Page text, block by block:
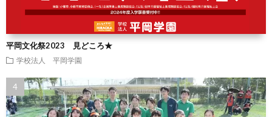
平岡文化祭2023 見どころ★
学校法人 平岡学園